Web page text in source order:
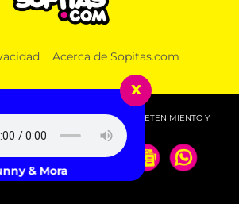
Acerca de Sopitas.com
NOTICIAS, DEPORTES, ENTRETENIMIENTO Y
x
& Mora - HIBIKI